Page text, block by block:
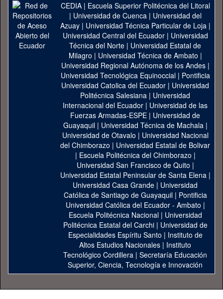
CEDIA| Escuela Superior Politécnica del Litoral
| Universidad de Cuenca| Universidad del
Azuay| Universidad Técnica Particular de Loja|
Universidad Central del Ecuador| Universidad
Técnica del Norte | Universidad Estatal de
Milagro | Universidad Técnica de Ambato |
Universidad Regional Autónoma de los Andes|
Universidad Tecnológica Equinoccial| Pontificia
Universidad Catolica del Ecuador | Universidad
Politécnica Salesiana | Universidad
Internacional del Ecuador | Universidad de las
Fuerzas Armadas-ESPE | Universidad de
Guayaquil| Universidad Técnica de Machala|
Universidad de Otavalo | Universidad Nacional
del Chimborazo | Universidad Estatal de Bolivar
| Escuela Politécnica del Chimborazo |
Universidad San Francisco de Quito |
Universidad Estatal Peninsular de Santa Elena|
Universidad Casa Grande | Universidad
Católica de Santiago de Guayaquil| Pontificia
Universidad Católica del Ecuador - Ambato |
Escuela Politécnica Nacional| Universidad
Politécnica Estatal del Carchi| Universidad de
Especialidades Espíritu Santo | Instituto de
Altos Estudios Nacionales | Instituto
Tecnológico Cordillera | Secretaría Educación
Superior, Ciencia, Tecnología e Innovación